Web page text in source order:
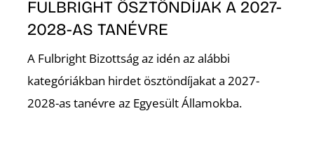
FULBRIGHT ÖSZTÖNDÍJAK A 2027-
2028-AS TANÉVRE
A Fulbright Bizottság az idén az alábbi
kategóriákban hirdet ösztöndíjakat a 2027-
2028-as tanévre az Egyesült Államokba.